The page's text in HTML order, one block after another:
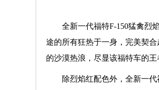
全新一代福特F-150猛禽烈
途的所有狂热于一身，完美契
的沙漠热浪，尽显该福特车的王
除烈焰红配色外，全新一